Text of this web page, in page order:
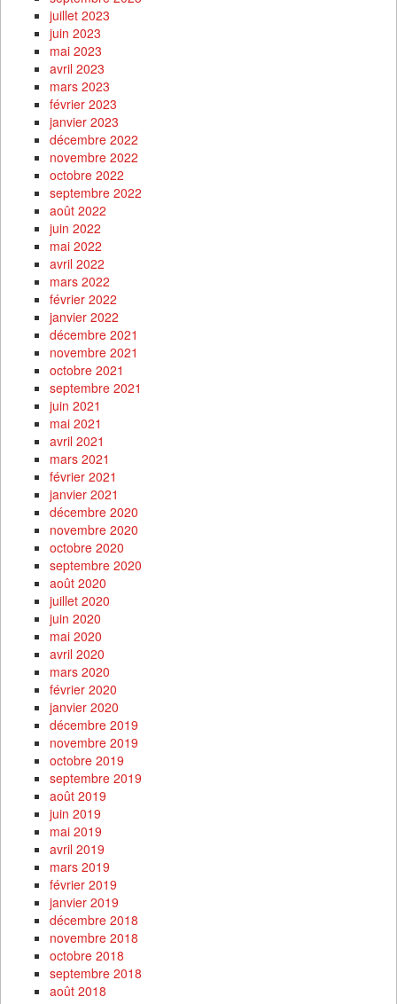
juillet 2023
juin 2023
mai 2023
avril 2023
mars 2023
février 2023
janvier 2023
décembre 2022
novembre 2022
octobre 2022
septembre 2022
août 2022
juin 2022
mai 2022
avril 2022
mars 2022
février 2022
janvier 2022
décembre 2021
novembre 2021
octobre 2021
septembre 2021
juin 2021
mai 2021
avril 2021
mars 2021
février 2021
janvier 2021
décembre 2020
novembre 2020
octobre 2020
septembre 2020
août 2020
juillet 2020
juin 2020
mai 2020
avril 2020
mars 2020
février 2020
janvier 2020
décembre 2019
novembre 2019
octobre 2019
septembre 2019
août 2019
juin 2019
mai 2019
avril 2019
mars 2019
février 2019
janvier 2019
décembre 2018
novembre 2018
octobre 2018
septembre 2018
août 2018